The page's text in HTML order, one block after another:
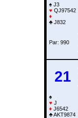
♠ J3
♥ QJ97542
♦
♣ J832
Par: 990
21
♠
♥ J
♦ J6542
♣AKT9874